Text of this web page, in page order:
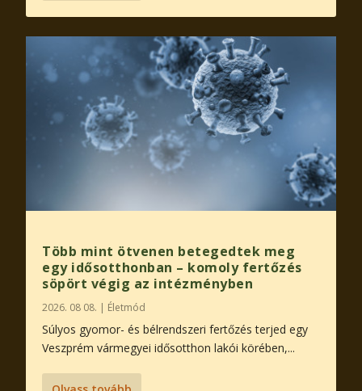
Több mint ötvenen betegedtek meg
egy idősotthonban – komoly fertőzés
söpört végig az intézményben
2026. 08 08. | Életmód
Súlyos gyomor- és bélrendszeri fertőzés terjed egy
Veszprém vármegyei idősotthon lakói körében,...